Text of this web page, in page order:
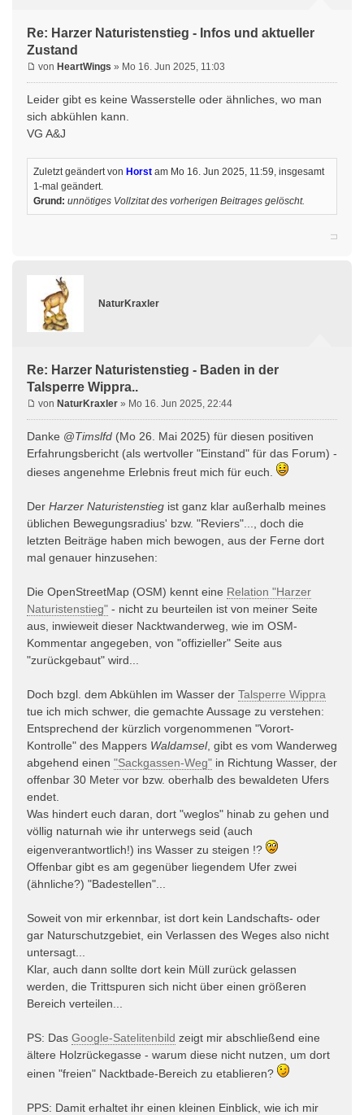
Re: Harzer Naturistenstieg - Infos und aktueller
Zustand
von HeartWings » Mo 16. Jun 2025, 11:03
Leider gibt es keine Wasserstelle oder ähnliches, wo man
sich abkühlen kann.
VG A&J
Zuletzt geändert von Horst am Mo 16. Jun 2025, 11:59, insgesamt
1-mal geändert.
Grund: unnötiges Vollzitat des vorherigen Beitrages gelöscht.
NaturKraxler
Re: Harzer Naturistenstieg - Baden in der
Talsperre Wippra..
von NaturKraxler » Mo 16. Jun 2025, 22:44
Danke @Timslfd (Mo 26. Mai 2025) für diesen positiven
Erfahrungsbericht (als wertvoller "Einstand" für das Forum) -
dieses angenehme Erlebnis freut mich für euch.
Der Harzer Naturistenstieg ist ganz klar außerhalb meines
üblichen Bewegungsradius' bzw. "Reviers"..., doch die
letzten Beiträge haben mich bewogen, aus der Ferne dort
mal genauer hinzusehen:
Die OpenStreetMap (OSM) kennt eine Relation "Harzer
Naturistenstieg" - nicht zu beurteilen ist von meiner Seite
aus, inwieweit dieser Nacktwanderweg, wie im OSM-
Kommentar angegeben, von "offizieller" Seite aus
"zurückgebaut" wird...
Doch bzgl. dem Abkühlen im Wasser der Talsperre Wippra
tue ich mich schwer, die gemachte Aussage zu verstehen:
Entsprechend der kürzlich vorgenommenen "Vorort-
Kontrolle" des Mappers Waldamsel, gibt es vom Wanderweg
abgehend einen "Sackgassen-Weg" in Richtung Wasser, der
offenbar 30 Meter vor bzw. oberhalb des bewaldeten Ufers
endet.
Was hindert euch daran, dort "weglos" hinab zu gehen und
völlig naturnah wie ihr unterwegs seid (auch
eigenverantwortlich!) ins Wasser zu steigen !?
Offenbar gibt es am gegenüber liegendem Ufer zwei
(ähnliche?) "Badestellen"...
Soweit von mir erkennbar, ist dort kein Landschafts- oder
gar Naturschutzgebiet, ein Verlassen des Weges also nicht
untersagt...
Klar, auch dann sollte dort kein Müll zurück gelassen
werden, die Trittspuren sich nicht über einen größeren
Bereich verteilen...
PS: Das Google-Satelitenbild zeigt mir abschließend eine
ältere Holzrückegasse - warum diese nicht nutzen, um dort
einen "freien" Nacktbade-Bereich zu etablieren?
PPS: Damit erhaltet ihr einen kleinen Einblick, wie ich mir